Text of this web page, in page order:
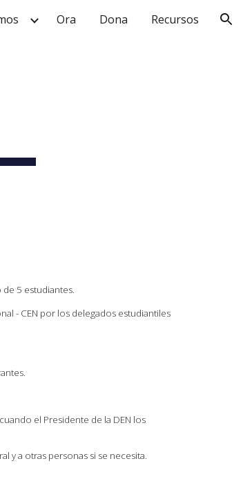
Ora Dona Recursos
5 estudiantes.
- CEN por los delegados estudiantiles
el Presidente de la DEN los
y a otras personas si se necesita.